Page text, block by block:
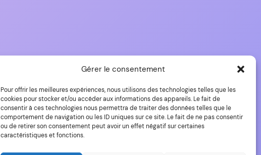
Gérer le consentement
Pour offrir les meilleures expériences, nous utilisons des technologies telles que les
cookies pour stocker et/ou accéder aux informations des appareils. Le fait de
consentir à ces technologies nous permettra de traiter des données telles que le
comportement de navigation ou les ID uniques sur ce site. Le fait de ne pas consentir
ou de retirer son consentement peut avoir un effet négatif sur certaines
caractéristiques et fonctions.